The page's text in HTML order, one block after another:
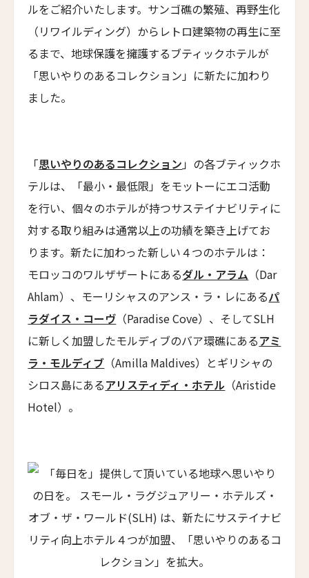
シーナ・ヴィラ・マティルデ
Sina Villa Matilde
ザボラ・エステート
Zabola Estate
ル・ヌメロ3・バイ・シャンパーニュ・ティエノー
Torfhús Retreat
ランチャン・ナン・リトリート
Lchang Nang Retreat
ザ・パソナ ネイチャーバース・リトリート
THE PASONA Natureverse Retreat
マストロヤンニ・ルレ
Mastrojanni Relais
ミー・カボ
ME Cabo
シャンハイ・ムー・ショウ・ジュージン・ホテル
Shanghai Muh Shoou Zhujing Hotel
ザ・スパイア・ホテル
Europa Palace
ザ・エヴレン
The Evren
スマック マチュピチュ ホテル
11人
12人
13人
14人
16人
17人
18人
19人
10人
11人
12人
15人
16人
17人
18人
ルをご紹介いたします。サンゴ礁の繁殖、再野生化
（リワイルディング）からレトロ建築物の再生に至
るまで、地球保護を擁護するブティックホテルが
「思いやりのあるコレクション」に新たに加わり
ました。
「思いやりのあるコレクション」の各ブティックホ
テルは、「最小・最低限」をモットーにエコ活動
を行い、個々のホテルが持つサステイナビリティに
対する取り組みは通常以上の功績を築き上げてお
ります。新たに加わった新しい４つのホテルは：
モロッコのワルザザートにあるダル・アラム （Dar
Ahlam）、モーリシャスのアンス・ラ・レにあるパ
ラダイス・コーヴ （Paradise Cove）、そしてSLH
に新しく加盟したモルディブのバア環礁にあるアミ
ラ・モルディブ （Amilla Maldives）とギリシャの
シロス島にあるアリスティディ・ホテル （Aristide
Hotel）。
名前（ローマ字）*
Last